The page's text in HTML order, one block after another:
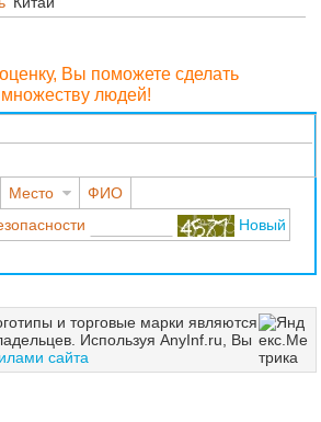
Вы поможете сделать
людей!
Место
ФИО
Новый
и торговые марки являются
Используя AnyInf.ru, Вы
сайта